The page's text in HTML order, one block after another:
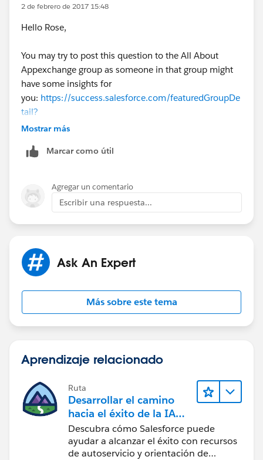
2 de febrero de 2017 15:48
Hello Rose,
You may try to post this question to the All About
Appexchange group as someone in that group might
have some insights for
you: https://success.salesforce.com/featuredGroupDe
tail?
id=a1z30000006IDZ6AAO#.a0L3000000Rq7JgEAJ
If you have already found an answer to this
with the community. Thank you!
Mostrar más
Marcar como útil
Agregar un comentario
Escribir una respuesta...
Ask An Expert
Más sobre este tema
Aprendizaje relacionado
Ruta
Desarrollar el camino
hacia el éxito de la IA
con Salesforce
Descubra cómo Salesforce puede
ayudar a alcanzar el éxito con recursos
de autoservicio y orientación de